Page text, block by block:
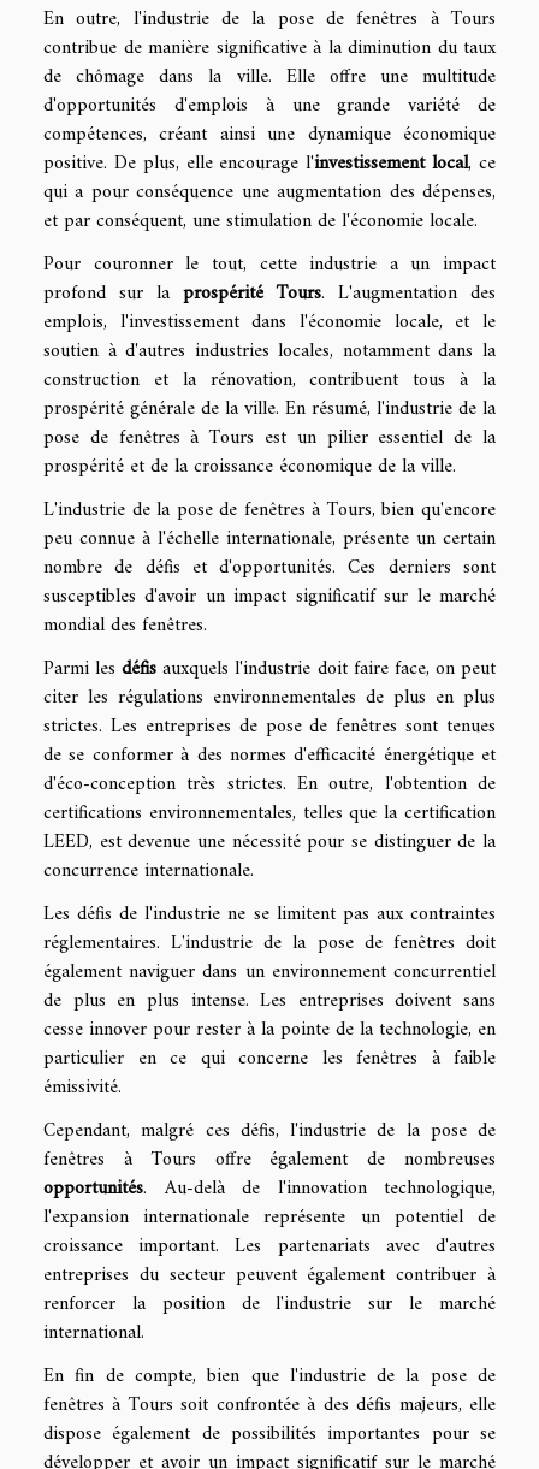
En outre, l'industrie de la pose de fenêtres à Tours
contribue de manière significative à la diminution du taux
de chômage dans la ville. Elle offre une multitude
d'opportunités d'emplois à une grande variété de
compétences, créant ainsi une dynamique économique
positive. De plus, elle encourage l'investissement local, ce
qui a pour conséquence une augmentation des dépenses,
et par conséquent, une stimulation de l'économie locale.
Pour couronner le tout, cette industrie a un impact
profond sur la prospérité Tours. L'augmentation des
emplois, l'investissement dans l'économie locale, et le
soutien à d'autres industries locales, notamment dans la
construction et la rénovation, contribuent tous à la
prospérité générale de la ville. En résumé, l'industrie de la
pose de fenêtres à Tours est un pilier essentiel de la
prospérité et de la croissance économique de la ville.
L'industrie de la pose de fenêtres à Tours, bien qu'encore
peu connue à l'échelle internationale, présente un certain
nombre de défis et d'opportunités. Ces derniers sont
susceptibles d'avoir un impact significatif sur le marché
mondial des fenêtres.
Parmi lesdéfisauxquels l'industrie doit faire face, on peut
citer les régulations environnementales de plus en plus
strictes. Les entreprises de pose de fenêtres sont tenues
de se conformer à des normes d'efficacité énergétique et
d'éco-conception très strictes. En outre, l'obtention de
certifications environnementales, telles que la certification
LEED, est devenue une nécessité pour se distinguer de la
concurrence internationale.
Les défis de l'industrie ne se limitent pas aux contraintes
réglementaires. L'industrie de la pose de fenêtres doit
également naviguer dans un environnement concurrentiel
de plus en plus intense. Les entreprises doivent sans
cesse innover pour rester à la pointe de la technologie, en
particulier en ce qui concerne les fenêtres à faible
émissivité.
Cependant, malgré ces défis, l'industrie de la pose de
fenêtres à Tours offre également de nombreuses
opportunités. Au-delà de l'innovation technologique,
l'expansion internationale représente un potentiel de
croissance important. Les partenariats avec d'autres
entreprises du secteur peuvent également contribuer à
renforcer la position de l'industrie sur le marché
international.
En fin de compte, bien que l'industrie de la pose de
fenêtres à Tours soit confrontée à des défis majeurs, elle
dispose également de possibilités importantes pour se